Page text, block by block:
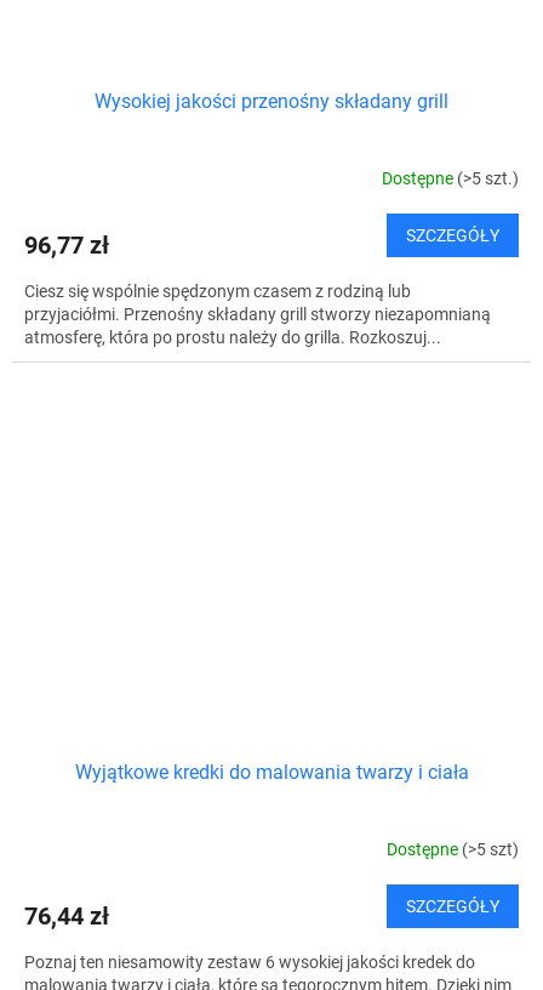
Wysokiej jakości przenośny składany grill
Dostępne (>5 szt.)
96,77 zł SZCZEGÓŁY
Ciesz się wspólnie spędzonym czasem z rodziną lub
przyjaciółmi. Przenośny składany grill stworzy niezapomnianą
atmosferę, która po prostu należy do grilla. Rozkoszuj...
Wyjątkowe kredki do malowania twarzy i ciała
Dostępne (>5 szt)
76,44 zł SZCZEGÓŁY
Poznaj ten niesamowity zestaw 6 wysokiej jakości kredek do
malowania twarzy i ciała, które są tegorocznym hitem. Dzięki nim